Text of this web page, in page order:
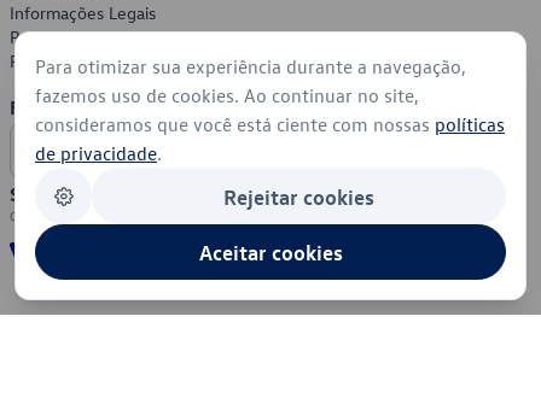
Informações Legais
Política de Privacidade
Política de Cookies
Formas de Pagamento
Segurança
Para otimizar sua experiência durante a navegação,
fazemos uso de cookies. Ao continuar no site,
consideramos que você está ciente com nossas políticas
de privacidade.
Rejeitar cookies
Aceitar cookies